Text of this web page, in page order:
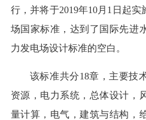
行，并将于2019年10月1日起
场国家标准，达到了国际先进
力发电场设计标准的空白。
该标准共分18章，主要技
资源，电力系统，总体设计，
量计算，电气，建筑与结构，